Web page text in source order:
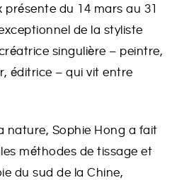
présente du 14 mars au 31
de la styliste
singulière – peintre,
éditrice – qui vit entre
nature, Sophie Hong a fait
méthodes de tissage et
du sud de la Chine,